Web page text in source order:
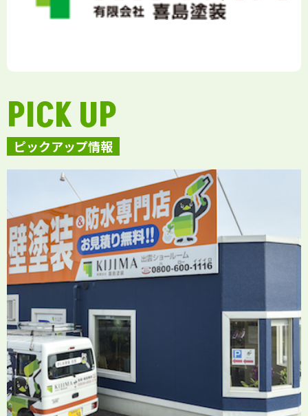
ピックアップ情報
PICK UP